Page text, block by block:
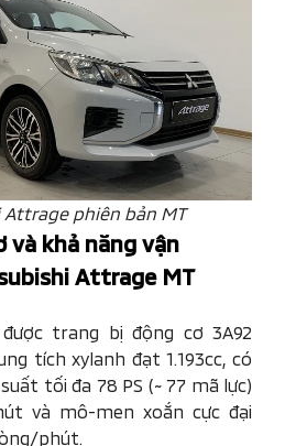
phiên bản MT
và khả năng vận
Attrage MT
trang bị động cơ 3A92
tích xylanh đạt 1.193cc, có
tối đa 78 PS (~ 77 mã lực)
và mô-men xoắn cực đại
phút.